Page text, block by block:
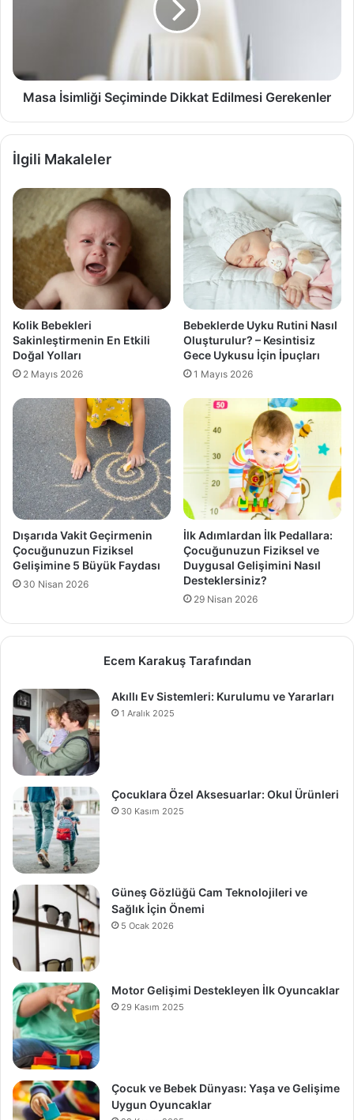
Masa İsimliği Seçiminde Dikkat Edilmesi Gerekenler
İlgili Makaleler
Kolik Bebekleri
Sakinleştirmenin En Etkili
Doğal Yolları
2 Mayıs 2026
Bebeklerde Uyku Rutini Nasıl
Oluşturulur? – Kesintisiz
Gece Uykusu İçin İpuçları
1 Mayıs 2026
Dışarıda Vakit Geçirmenin
Çocuğunuzun Fiziksel
Gelişimine 5 Büyük Faydası
30 Nisan 2026
İlk Adımlardan İlk Pedallara:
Çocuğunuzun Fiziksel ve
Duygusal Gelişimini Nasıl
Desteklersiniz?
29 Nisan 2026
Ecem Karakuş Tarafından
Akıllı Ev Sistemleri: Kurulumu ve Yararları
1 Aralık 2025
Çocuklara Özel Aksesuarlar: Okul Ürünleri
30 Kasım 2025
Güneş Gözlüğü Cam Teknolojileri ve
Sağlık İçin Önemi
5 Ocak 2026
Motor Gelişimi Destekleyen İlk Oyuncaklar
29 Kasım 2025
Çocuk ve Bebek Dünyası: Yaşa ve Gelişime
Uygun Oyuncaklar